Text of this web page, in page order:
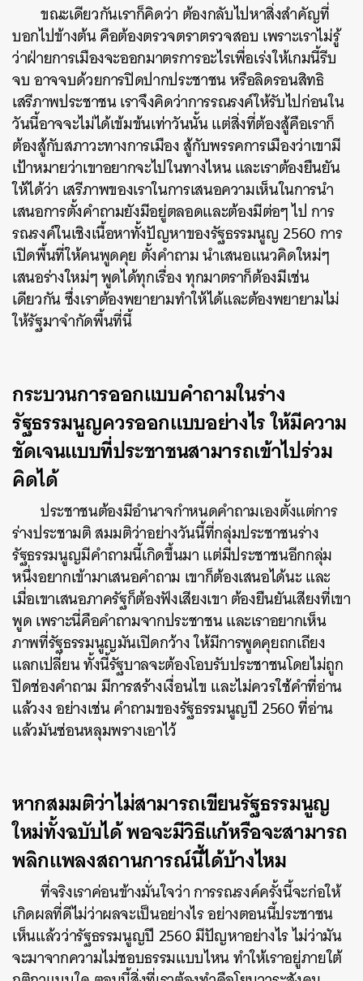
ขณะเดียวกันเราก็คิดว่า ต้องกลับไปหาสิ่งสำคัญที่
บอกไปข้างต้น คือต้องตรวจตราตรวจสอบ เพราะเราไม่รู้
ว่าฝ่ายการเมืองจะออกมาตรการอะไรเพื่อเร่งให้เกมนี้รีบ
จบ อาจจบด้วยการปิดปากประชาชน หรือลิดรอนสิทธิ
เสรีภาพประชาชน เราจึงคิดว่าการรณรงค์ให้รับไปก่อนใน
วันนี้อาจจะไม่ได้เข้มข้นเท่าวันนั้น แต่สิ่งที่ต้องสู้คือเราก็
ต้องสู้กับสภาวะทางการเมือง สู้กับพรรคการเมืองว่าเขามี
เป้าหมายว่าเขาอยากจะไปในทางไหน และเราต้องยืนยัน
ให้ได้ว่า เสรีภาพของเราในการเสนอความเห็นในการนำ
เสนอการตั้งคำถามยังมีอยู่ตลอดและต้องมีต่อๆ ไป การ
รณรงค์ในเชิงเนื้อหาทั้งปัญหาของรัฐธรรมนูญ 2560 การ
เปิดพื้นที่ให้คนพูดคุย ตั้งคำถาม นำเสนอแนวคิดใหม่ๆ
เสนอร่างใหม่ๆ พูดได้ทุกเรื่อง ทุกมาตราก็ต้องมีเช่น
เดียวกัน ซึ่งเราต้องพยายามทำให้ได้และต้องพยายามไม่
ให้รัฐมาจำกัดพื้นที่นี้
กระบวนการออกแบบคำถามในร่าง
รัฐธรรมนูญควรออกแบบอย่างไร ให้มีความ
ชัดเจนแบบที่ประชาชนสามารถเข้าไปร่วม
คิดได้
ประชาชนต้องมีอำนาจกำหนดคำถามเองตั้งแต่การ
ร่างประชามติ สมมติว่าอย่างวันนี้ที่กลุ่มประชาชนร่าง
รัฐธรรมนูญมีคำถามนี้เกิดขึ้นมา แต่มีประชาชนอีกกลุ่ม
หนึ่งอยากเข้ามาเสนอคำถาม เขาก็ต้องเสนอได้นะ และ
เมื่อเขาเสนอภาครัฐก็ต้องฟังเสียงเขา ต้องยืนยันเสียงที่เขา
พูด เพราะนี่คือคำถามจากประชาชน และเราอยากเห็น
ภาพที่รัฐธรรมนูญมันเปิดกว้าง ให้มีการพูดคุยถกเถียง
แลกเปลี่ยน ทั้งนี้รัฐบาลจะต้องโอบรับประชาชนโดยไม่ถูก
ปิดช่องคำถาม มีการสร้างเงื่อนไข และไม่ควรใช้คำที่อ่าน
แล้วงง อย่างเช่น คำถามของรัฐธรรมนูญปี 2560 ที่อ่าน
แล้วมันซ่อนหลุมพรางเอาไว้
หากสมมติว่าไม่สามารถเขียนรัฐธรรมนูญ
ใหม่ทั้งฉบับได้ พอจะมีวิธีแก้หรือจะสามารถ
พลิกแพลงสถานการณ์นี้ได้บ้างไหม
ที่จริงเราค่อนข้างมั่นใจว่า การรณรงค์ครั้งนี้จะก่อให้
เกิดผลที่ดีไม่ว่าผลจะเป็นอย่างไร อย่างตอนนี้ประชาชน
เห็นแล้วว่ารัฐธรรมนูญปี 2560 มีปัญหาอย่างไร ไม่ว่ามัน
จะมาจากความไม่ชอบธรรมแบบไหน ทำให้เราอยู่ภายใต้
SHARE TWEET LINE EMAIL